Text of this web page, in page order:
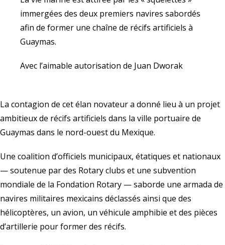
immergées des deux premiers navires sabordés
afin de former une chaîne de récifs artificiels à
Guaymas.
Avec l’aimable autorisation de Juan Dworak
La contagion de cet élan novateur a donné lieu à un projet
ambitieux de récifs artificiels dans la ville portuaire de
Guaymas dans le nord-ouest du Mexique.
Une coalition d’officiels municipaux, étatiques et nationaux
— soutenue par des Rotary clubs et une subvention
mondiale de la Fondation Rotary — saborde une armada de
navires militaires mexicains déclassés ainsi que des
hélicoptères, un avion, un véhicule amphibie et des pièces
d’artillerie pour former des récifs.